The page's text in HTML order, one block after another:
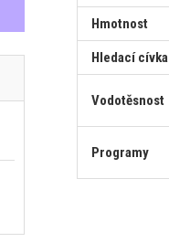
Hmotnost
Hledací cívka
Vodotěsnost
Programy